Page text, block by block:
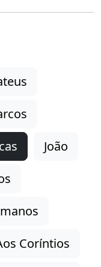
João
Coríntios